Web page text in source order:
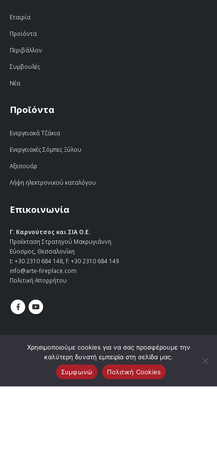
Εταιρία
Προϊόντα
Περιβάλλον
Συμβουλές
Νέα
Προϊόντα
Ενεργειακά Τζάκια
Ενεργειακές Σόμπες Ξύλου
Αξεσουάρ
Λήψη ηλεκτρονικού καταλόγου
Επικοινωνία
Γ. Καρνούτσος και ΣΙΑ Ο.Ε.
Προέκταση Στρατηγού Μακρυγιάννη
Εύοσμος, Θεσσαλονίκη
t: +30 2310 684 148 , f: +30 2310 684 149
info@arte-fireplace.com
Πολιτική Απορρήτου
Χρησιμοποιούμε cookies για να σας προσφέρουμε την
καλύτερη δυνατή εμπειρία στη σελίδα μας.
Συμφωνώ
Πολιτική Cookies